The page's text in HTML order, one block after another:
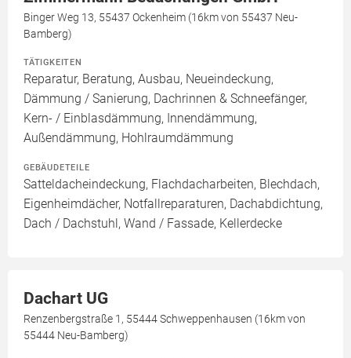
Binger Weg 13, 55437 Ockenheim (16km von 55437 Neu-
Bamberg)
TÄTIGKEITEN
Reparatur, Beratung, Ausbau, Neueindeckung,
Dämmung / Sanierung, Dachrinnen & Schneefänger,
Kern- / Einblasdämmung, Innendämmung,
Außendämmung, Hohlraumdämmung
GEBÄUDETEILE
Satteldacheindeckung, Flachdacharbeiten, Blechdach,
Eigenheimdächer, Notfallreparaturen, Dachabdichtung,
Dach / Dachstuhl, Wand / Fassade, Kellerdecke
Dachart UG
Renzenbergstraße 1, 55444 Schweppenhausen (16km von
55444 Neu-Bamberg)